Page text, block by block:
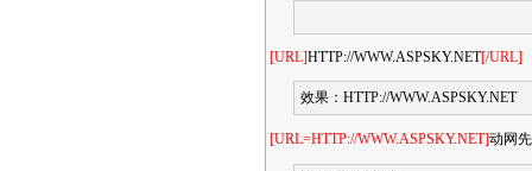
[URL]HTTP://WWW.ASPSKY.NET[/URL]
效果： HTTP://WWW.ASPSKY.NET
[URL=HTTP://WWW.ASPSKY.NET]动网